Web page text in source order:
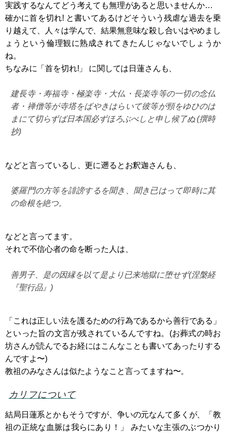
実践するなんてどう考えても無理があると思いませんか…
確かに首を切れ! と書いてあるけどそういう残虐な過去を乗
り越えて、人々は学んで、結果無意味な殺し合いはやめまし
ょうという倫理観に熟成されてきたんじゃないでしょうか
ね。
ちなみに「首を切れ!」 に関しては日蓮さんも、
建長寺・寿福寺・極楽寺・大仏・長楽寺等の一切の念仏
者・禅僧等が寺塔をばやきはらいて彼等が頸をゆひのは
まにて切らずば日本国必ずほろぶべしと申し候了ぬ (撰時
抄)
などと言っているし、更に遡るとお釈迦さんも、
婆羅門の方等を誹謗するを聞き、聞き已はって即時に其
の命根を絶つ。
などと言ってます。
それで不信心者の命を断った人は、
善男子、是の因縁を以て是より已来地獄に堕せず(涅槃経
『聖行品』)
「これは正しい法を護るための行為であるから善行である」
といった旨の文言が残されているんですね。(お葬式の時お
坊さんが読んでるお経にはこんなことも書いてあったりする
んですよ〜)
教祖のみなさんは似たようなこと言ってますね〜。
カリフについて
結局日蓮系とかもそうですが、争いの元なんて多くが、「教
祖の正統な血脈は我らにあり！」 みたいな主張のぶつかり